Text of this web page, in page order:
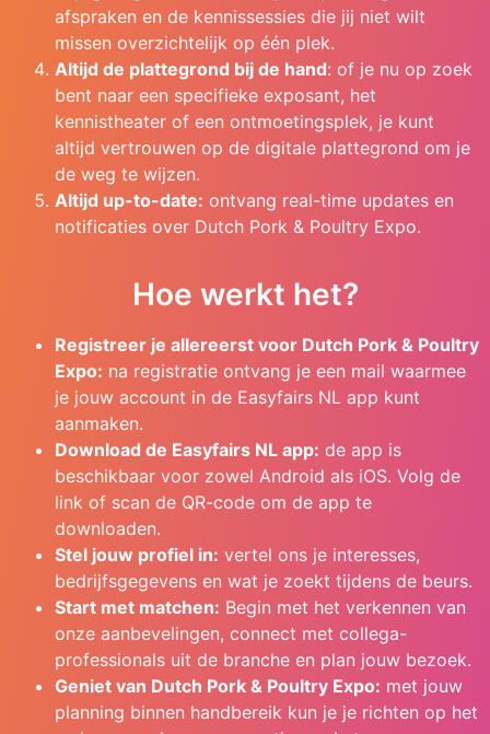
afspraken en de kennissessies die jij niet wilt
missen overzichtelijk op één plek.
Altijd de plattegrond bij de hand: of je nu op zoek
bent naar een specifieke exposant, het
kennistheater of een ontmoetingsplek, je kunt
altijd vertrouwen op de digitale plattegrond om je
de weg te wijzen.
Altijd up-to-date: ontvang real-time updates en
notificaties over Dutch Pork & Poultry Expo.
Hoe werkt het?
Registreer je allereerst voor Dutch Pork & Poultry
Expo: na registratie ontvang je een mail waarmee
je jouw account in de Easyfairs NL app kunt
aanmaken.
Download de Easyfairs NL app: de app is
beschikbaar voor zowel Android als iOS. Volg de
link of scan de QR-code om de app te
downloaden.
Stel jouw profiel in: vertel ons je interesses,
bedrijfsgegevens en wat je zoekt tijdens de beurs.
Start met matchen: Begin met het verkennen van
onze aanbevelingen, connect met collega-
professionals uit de branche en plan jouw bezoek.
Geniet van Dutch Pork & Poultry Expo: met jouw
planning binnen handbereik kun je je richten op het